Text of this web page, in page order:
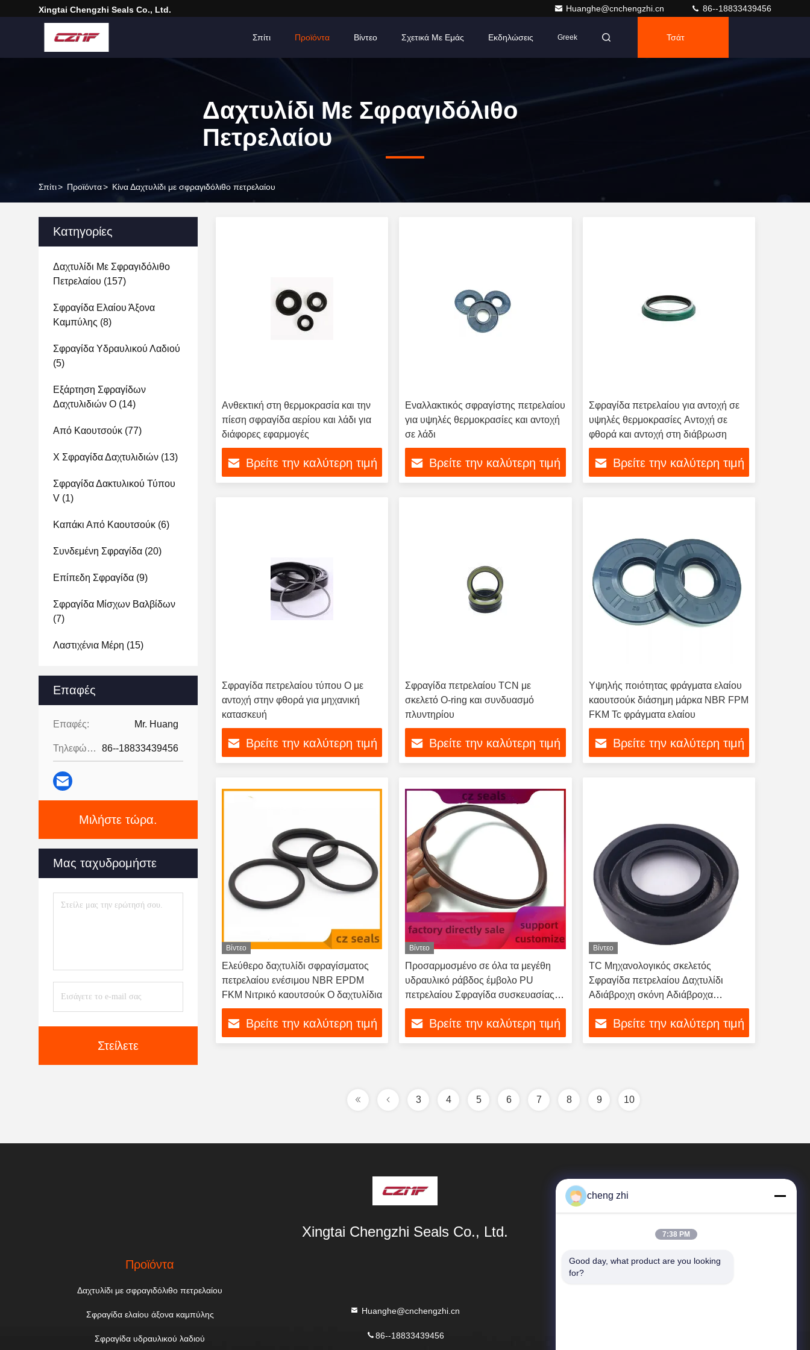
Xingtai Chengzhi Seals Co., Ltd. Huanghe@cnchengzhi.cn 86--18833439456
Σπίτι Προϊόντα Βίντεο Σχετικά Με Εμάς Εκδηλώσεις Greek Τσάτ
Δαχτυλίδι Με Σφραγιδόλιθο
Πετρελαίου
Σπίτι> Προϊόντα> Κίνα Δαχτυλίδι με σφραγιδόλιθο πετρελαίου
Κατηγορίες
Δαχτυλίδι Με Σφραγιδόλιθο
Πετρελαίου (157)
Σφραγίδα Ελαίου Άξονα
Καμπύλης (8)
Σφραγίδα Υδραυλικού Λαδιού
(5)
Εξάρτηση Σφραγίδων
Δαχτυλιδιών Ο (14)
Από Καουτσούκ (77)
Χ Σφραγίδα Δαχτυλιδιών (13)
Σφραγίδα Δακτυλικού Τύπου
V (1)
Καπάκι Από Καουτσούκ (6)
Συνδεμένη Σφραγίδα (20)
Επίπεδη Σφραγίδα (9)
Σφραγίδα Μίσχων Βαλβίδων
(7)
Λαστιχένια Μέρη (15)
Επαφές
Επαφές: Mr. Huang
Τηλεφώνημα: 86--18833439456
Μιλήστε τώρα.
Μας ταχυδρομήστε
Στείλετε
Ανθεκτική στη θερμοκρασία και την
πίεση σφραγίδα αερίου και λάδι για
διάφορες εφαρμογές
Βρείτε την καλύτερη τιμή
Εναλλακτικός σφραγίστης πετρελαίου
για υψηλές θερμοκρασίες και αντοχή
σε λάδι
Βρείτε την καλύτερη τιμή
Σφραγίδα πετρελαίου για αντοχή σε
υψηλές θερμοκρασίες Αντοχή σε
φθορά και αντοχή στη διάβρωση
Βρείτε την καλύτερη τιμή
Σφραγίδα πετρελαίου τύπου O με
αντοχή στην φθορά για μηχανική
κατασκευή
Βρείτε την καλύτερη τιμή
Σφραγίδα πετρελαίου TCN με
σκελετό O-ring και συνδυασμό
πλυντηρίου
Βρείτε την καλύτερη τιμή
Υψηλής ποιότητας φράγματα ελαίου
καουτσούκ διάσημη μάρκα NBR FPM
FKM Tc φράγματα ελαίου
Βρείτε την καλύτερη τιμή
Βίντεο
Ελεύθερο δαχτυλίδι σφραγίσματος
πετρελαίου ενέσιμου NBR EPDM
FKM Νιτρικό καουτσούκ O δαχτυλίδια
Βρείτε την καλύτερη τιμή
Βίντεο
Προσαρμοσμένο σε όλα τα μεγέθη
υδραυλικό ράβδος έμβολο PU
πετρελαίου Σφραγίδα συσκευασίας
Σφραγίδες O δαχτυλίδι
Βρείτε την καλύτερη τιμή
Βίντεο
TC Μηχανολογικός σκελετός
Σφραγίδα πετρελαίου Δαχτυλίδι
Αδιάβροχη σκόνη Αδιάβροχα
ρυμουλκούμενα κινητήρα αντλίες
Βρείτε την καλύτερη τιμή
3 4 5 6 7 8 9 10
Xingtai Chengzhi Seals Co., Ltd.
Προϊόντα
Δαχτυλίδι με σφραγιδόλιθο πετρελαίου
Σφραγίδα ελαίου άξονα καμπύλης
Σφραγίδα υδραυλικού λαδιού
Huanghe@cnchengzhi.cn
86--18833439456
Γρήγορες Συνδέσεις
cheng zhi
7:38 PM
Good day, what product are you looking
for?